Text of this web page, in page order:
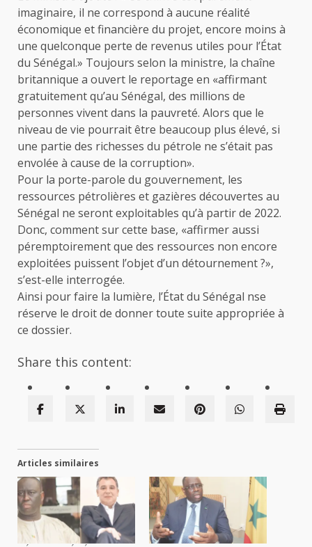
imaginaire, il ne correspond à aucune réalité
économique et financière du projet, encore moins à
une quelconque perte de revenus utiles pour l’État
du Sénégal.» Toujours selon la ministre, la chaîne
britannique a ouvert le reportage en «affirmant
gratuitement qu’au Sénégal, des millions de
personnes vivent dans la pauvreté. Alors que le
niveau de vie pourrait être beaucoup plus élevé, si
une partie des richesses du pétrole ne s’était pas
envolée à cause de la corruption».
Pour la porte-parole du gouvernement, les
ressources pétrolières et gazières découvertes au
Sénégal ne seront exploitables qu’à partir de 2022.
Donc, comment sur cette base, «affirmer aussi
péremptoirement que des ressources non encore
exploitées puissent l’objet d’un détournement ?»,
s’est-elle interrogée.
Ainsi pour faire la lumière, l’État du Sénégal nse
réserve le droit de donner toute suite appropriée à
ce dossier.
Share this content:
Articles similaires